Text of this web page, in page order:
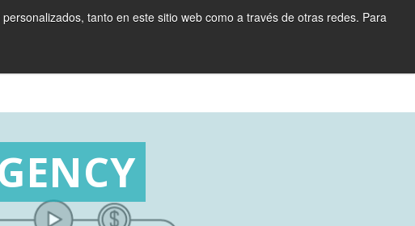
tanto en este sitio web como a través de otras redes. Para
Clientes Blog Contacto